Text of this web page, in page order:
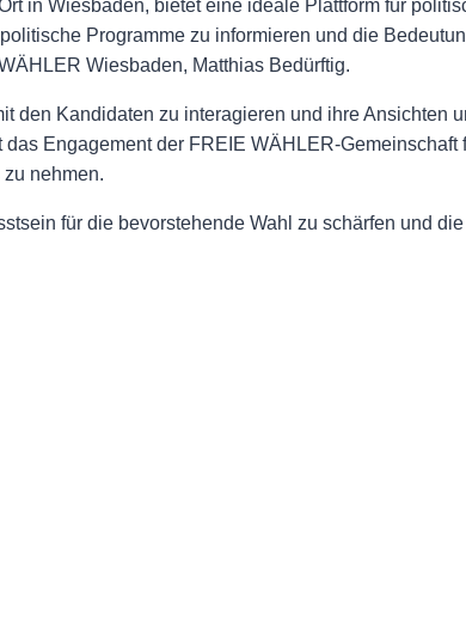
in Wiesbaden, bietet eine ideale Plattform für
Programme zu informieren und die
Wiesbaden, Matthias Bedürftig.
den Kandidaten zu interagieren und ihre Ansichten
Engagement der FREIE WÄHLER-
nehmen.
für die bevorstehende Wahl zu schärfen und